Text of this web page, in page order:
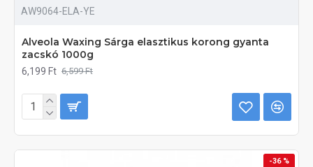
AW9064-ELA-YE
Alveola Waxing Sárga elasztikus korong gyanta
zacskó 1000g
6,199 Ft 6,599 Ft
-36 %